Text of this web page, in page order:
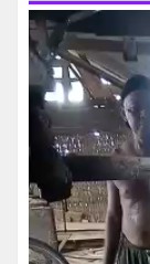
Pemutar
Video